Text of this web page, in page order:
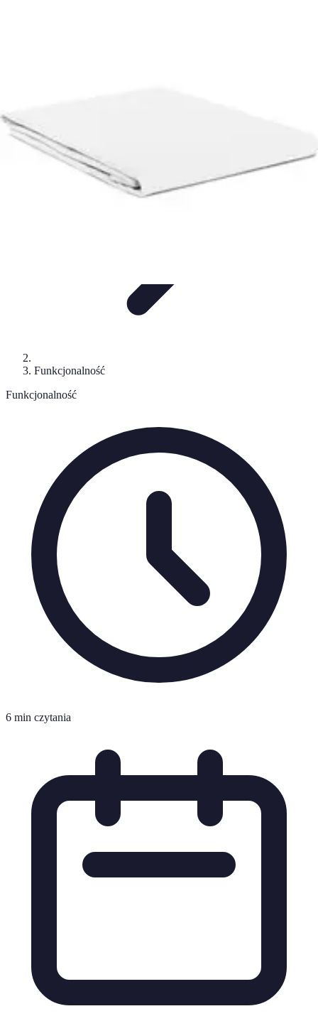
Funkcjonalność
Funkcjonalność
6 min czytania